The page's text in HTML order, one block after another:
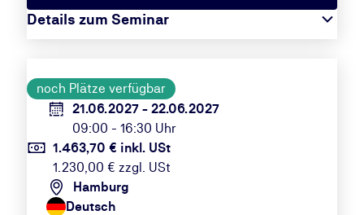
Details zum Seminar
noch Plätze verfügbar
21.06.2027 - 22.06.2027
09:00 - 16:30 Uhr
1.463,70 € inkl. USt
1.230,00 € zzgl. USt
Hamburg
Deutsch